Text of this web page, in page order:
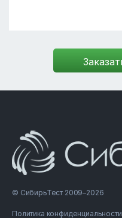
© СибирьТест 2009–2026
Политика конфиденциальности